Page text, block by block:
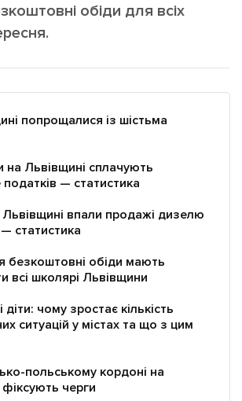
Реклама на сайті
Підтримати dyvys.info
обіди для всіх
попрощалися із шістьма
на Львівщині сплачують
— статистика
Львівщині впали продажі дизелю
статистика
безкоштовні обіди мають
всі школярі Львівщини
чому зростає кількість
ситуацій у містах та що з цим
польському кордоні на
черги